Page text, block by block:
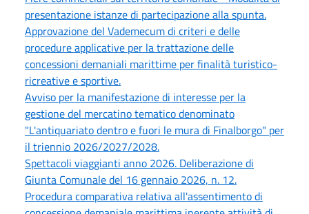
presentazione istanze di partecipazione alla spunta.
Approvazione del Vademecum di criteri e delle
procedure applicative per la trattazione delle
concessioni demaniali marittime per finalità turistico-
ricreative e sportive.
Avviso per la manifestazione di interesse per la
gestione del mercatino tematico denominato
"L'antiquariato dentro e fuori le mura di Finalborgo" per
il triennio 2026/2027/2028.
Spettacoli viaggianti anno 2026. Deliberazione di
Giunta Comunale del 16 gennaio 2026, n. 12.
Procedura comparativa relativa all'assentimento di